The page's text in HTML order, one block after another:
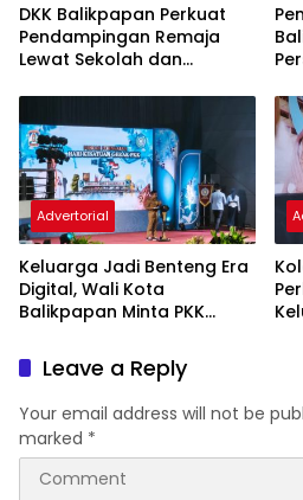
DKK Balikpapan Perkuat
Pendampingan Remaja
Lewat Sekolah dan
Advertorial
Keluarga Jadi Benteng Era
Digital, Wali Kota
Balikpapan Minta PKK
Karakter Generasi Muda
Leave a Reply
Your email address will not be
marked *